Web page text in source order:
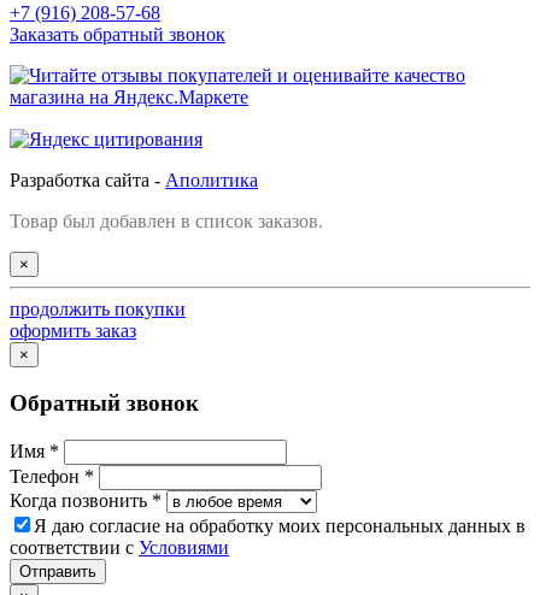
+7 (916) 208-57-68
Заказать обратный звонок
Разработка сайта - Аполитика
Товар был добавлен в список заказов.
×
продолжить покупки
оформить заказ
×
Обратный звонок
Имя *
Телефон *
Когда позвонить *
Я даю согласие на обработку моих персональных данных в
соответствии с Условиями
Отправить